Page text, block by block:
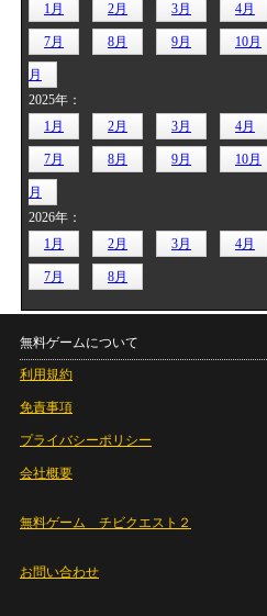
1月
2月 3月 4月
7月 8月 9月 10月
月
2025年：
1月
2月 3月 4月
7月 8月 9月 10月
月
2026年：
1月
2月 3月 4月
7月 8月
無料ゲームについて
利用規約
免責事項
プライバシーポリシー
会社概要
無料ゲーム チビクエスト２
お問い合わせ